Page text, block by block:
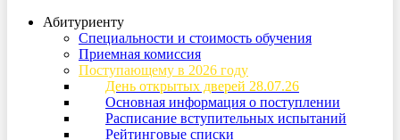
Абитуриенту
Специальности и стоимость обучения
Приемная комиссия
Поступающему в 2026 году
День открытых дверей 28.07.26
Основная информация о поступлении
Расписание вступительных испытаний
Рейтинговые списки